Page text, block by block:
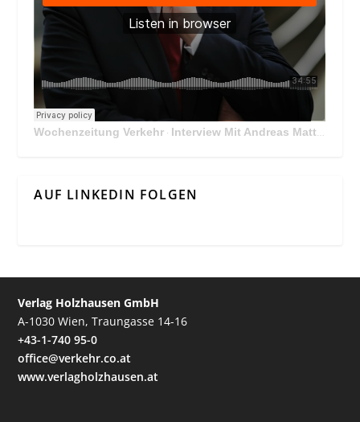
Wochenzeitung Verkehr · Interview Mit Andreas Matthä, CEO der ÖBB Holding
AUF LINKEDIN FOLGEN
Verlag Holzhausen GmbH
A-1030 Wien, Traungasse 14-16
+43-1-740 95-0
office@verkehr.co.at
www.verlagholzhausen.at